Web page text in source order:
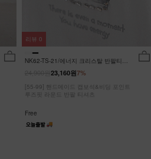
NK62-TS-21/에너지 크리스탈 반팔티
7%
23,160원
[55-99] 핸드메이드 캡보석&비딩 포인트
루즈핏 라운드 반팔 티셔츠
Free
리뷰 0